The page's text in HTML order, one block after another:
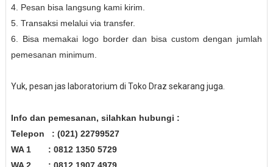
4. Pesan bisa langsung kami kirim.
5. Transaksi melalui via transfer.
6. Bisa memakai logo border dan bisa custom dengan jumlah
pemesanan minimum.
Yuk, pesan jas laboratorium di Toko Draz sekarang juga.
Info dan pemesanan, silahkan hubungi :
Telepon : (021) 22799527
WA 1 : 0812 1350 5729